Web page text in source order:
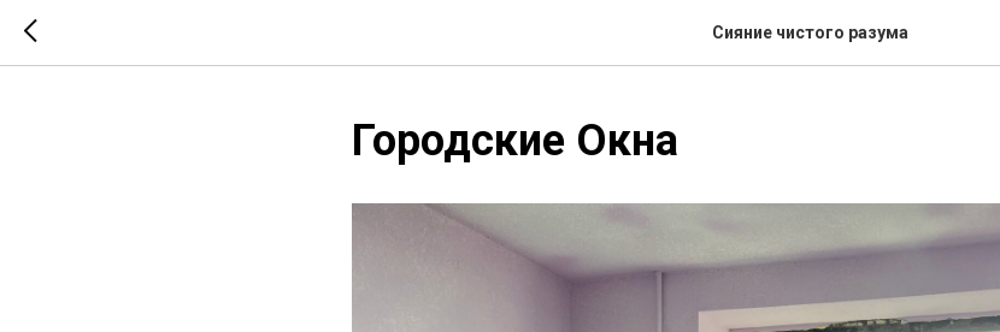
Сияние чистого разума
Городские Окна